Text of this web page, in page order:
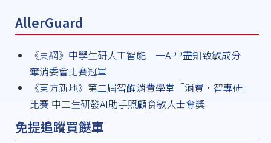
AllerGuard
《東網》中學生研人工智能 一APP盡知致敏成分
奪消委會比賽冠軍
《東方新地》第二屆智醒消費學堂「消費．智專研」
比賽 中二生研發AI助手照顧食敏人士奪獎
免提追蹤買餸車